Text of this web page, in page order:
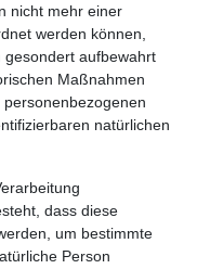
nicht mehr einer
werden können,
aufbewahrt
Maßnahmen
natürlichen
dass diese
um bestimmte
Person